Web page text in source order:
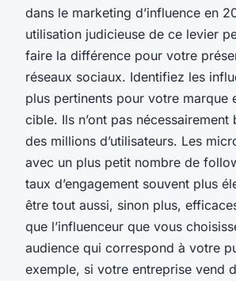
dans le marketing d’influence en
utilisation judicieuse de ce levier
faire la différence pour votre
réseaux sociaux. Identifiez les
plus pertinents pour votre marque
cible. Ils n’ont pas nécessairement
des millions d’utilisateurs. Les
avec un plus petit nombre de
taux d’engagement souvent plus
être tout aussi, sinon plus,
que l’influenceur que vous
audience qui correspond à votre
exemple, si votre entreprise vend